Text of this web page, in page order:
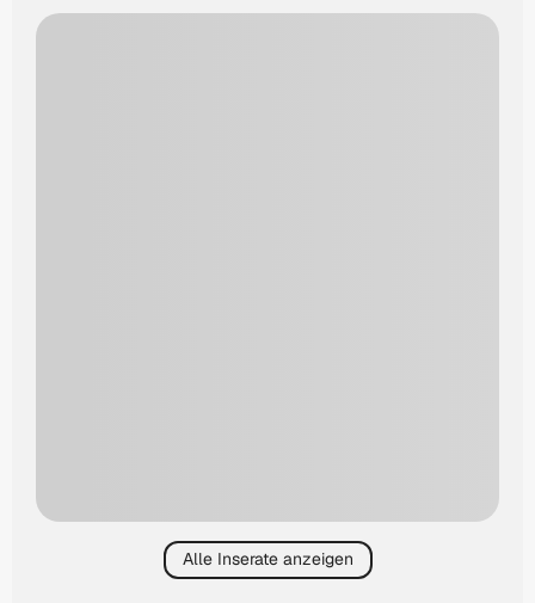
Alle Inserate anzeigen